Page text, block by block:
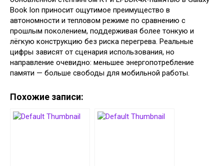
Book Ion приносит ощутимое преимущество в
автономности и тепловом режиме по сравнению с
прошлым поколением, поддерживая более тонкую и
лёгкую конструкцию без риска перегрева. Реальные
цифры зависят от сценария использования, но
направление очевидно: меньшее энергопотребление
памяти — больше свободы для мобильной работы.
Похожие записи: